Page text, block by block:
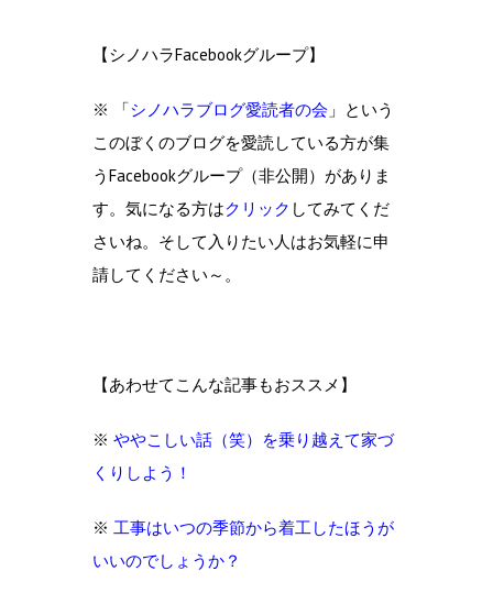
【シノハラFacebookグループ】
※ 「シノハラブログ愛読者の会 」という
このぼくのブログを愛読している方が集
うFacebookグループ（非公開）がありま
す。気になる方はクリック してみてくだ
さいね。そして入りたい人はお気軽に申
請してください～。
【あわせてこんな記事もおススメ】
※ ややこしい話（笑）を乗り越えて家づ
くりしよう！
※ 工事はいつの季節から着工したほうが
いいのでしょうか？